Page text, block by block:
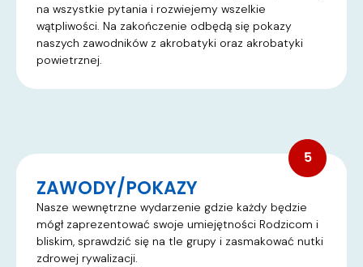
na wszystkie pytania i rozwiejemy wszelkie
wątpliwości. Na zakończenie odbędą się pokazy
naszych zawodników z akrobatyki oraz akrobatyki
powietrznej.
ZAWODY/POKAZY
Nasze wewnętrzne wydarzenie gdzie każdy będzie
mógł zaprezentować swoje umiejętności Rodzicom i
bliskim, sprawdzić się na tle grupy i zasmakować nutki
zdrowej rywalizacji.​